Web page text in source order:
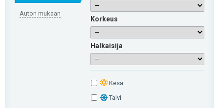
Auton mukaan
Korkeus
Halkaisija
Кesä
Talvi